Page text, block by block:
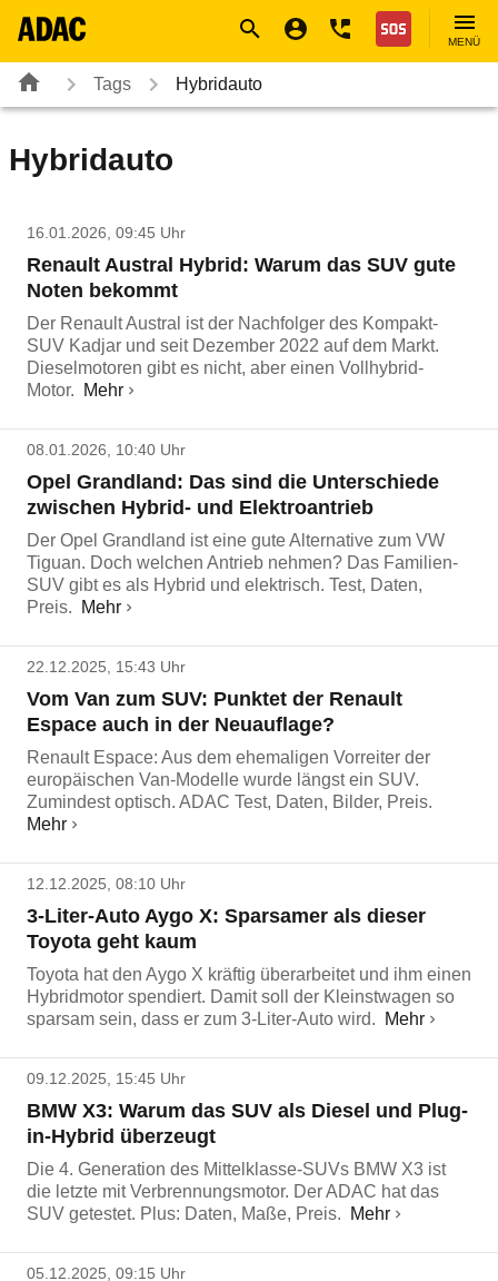
Nothilfe
MENÜ
Tags Hybridauto
Hybridauto
16.01.2026, 09:45 Uhr
Renault Austral Hybrid: Warum das SUV gute
Noten bekommt
Der Renault Austral ist der Nachfolger des Kompakt-
SUV Kadjar und seit Dezember 2022 auf dem Markt.
Dieselmotoren gibt es nicht, aber einen Vollhybrid-
Motor.
Mehr
08.01.2026, 10:40 Uhr
Opel Grandland: Das sind die Unterschiede
zwischen Hybrid- und Elektroantrieb
Der Opel Grandland ist eine gute Alternative zum VW
Tiguan. Doch welchen Antrieb nehmen? Das Familien-
SUV gibt es als Hybrid und elektrisch. Test, Daten,
Preis.
Mehr
22.12.2025, 15:43 Uhr
Vom Van zum SUV: Punktet der Renault
Espace auch in der Neuauflage?
Renault Espace: Aus dem ehemaligen Vorreiter der
europäischen Van-Modelle wurde längst ein SUV.
Zumindest optisch. ADAC Test, Daten, Bilder, Preis.
Mehr
12.12.2025, 08:10 Uhr
3-Liter-Auto Aygo X: Sparsamer als dieser
Toyota geht kaum
Toyota hat den Aygo X kräftig überarbeitet und ihm einen
Hybridmotor spendiert. Damit soll der Kleinstwagen so
sparsam sein, dass er zum 3-Liter-Auto wird.
Mehr
09.12.2025, 15:45 Uhr
BMW X3: Warum das SUV als Diesel und Plug-
in-Hybrid überzeugt
Die 4. Generation des Mittelklasse-SUVs BMW X3 ist
die letzte mit Verbrennungsmotor. Der ADAC hat das
SUV getestet. Plus: Daten, Maße, Preis.
Mehr
05.12.2025, 09:15 Uhr